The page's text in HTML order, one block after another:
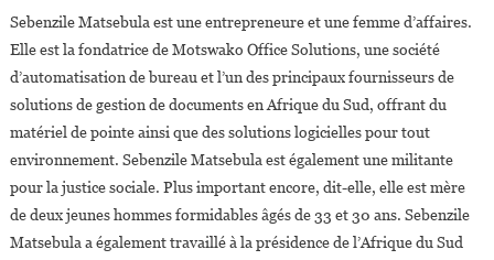
Sebenzile Matsebula est une entrepreneure et une femme d’affaires.
Elle est la fondatrice de Motswako Office Solutions, une société
d’automatisation de bureau et l’un des principaux fournisseurs de
solutions de gestion de documents en Afrique du Sud, offrant du
matériel de pointe ainsi que des solutions logicielles pour tout
environnement. Sebenzile Matsebula est également une militante
pour la justice sociale. Plus important encore, dit-elle, elle est mère
de deux jeunes hommes formidables âgés de 33 et 30 ans. Sebenzile
Matsebula a également travaillé à la présidence de l’Afrique du Sud